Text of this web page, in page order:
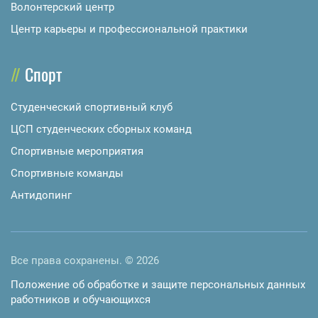
Волонтерский центр
Центр карьеры и профессиональной практики
Спорт
Студенческий спортивный клуб
ЦСП студенческих сборных команд
Спортивные мероприятия
Спортивные команды
Антидопинг
Все права сохранены. © 2026
Положение об обработке и защите персональных данных
работников и обучающихся